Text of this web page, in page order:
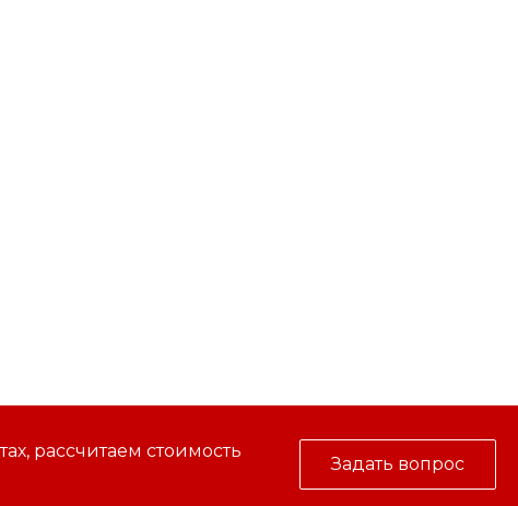
рассчитаем стоимость
Задать вопрос